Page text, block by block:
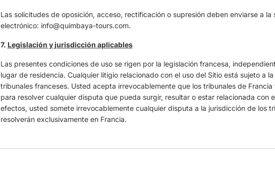
Las solicitudes de oposición, acceso, rectificación o supresión deben enviarse a
electrónico: info@quimbaya-tours.com.
7. Legislación y jurisdicción aplicables
Las presentes condiciones de uso se rigen por la legislación francesa,
lugar de residencia. Cualquier litigio relacionado con el uso del Sitio está sujeto a
tribunales franceses. Usted acepta irrevocablemente que los tribunales de
para resolver cualquier disputa que pueda surgir, resultar o estar relacionada con
efectos, usted somete irrevocablemente cualquier disputa a la jurisdicción de los
resolverán exclusivamente en Francia.